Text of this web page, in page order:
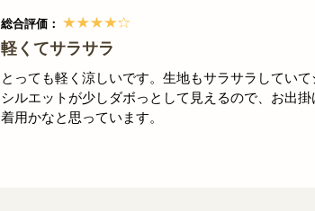
総合評価：
軽くてサラサラ
とっても軽く涼しいです。生地もサラサラしていて
シルエットが少しダボっとして見えるので、お出
着用かなと思っています。